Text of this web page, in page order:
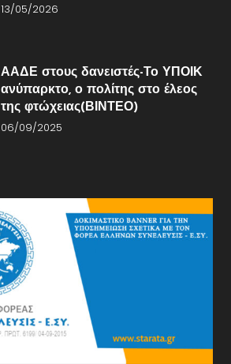
13/05/2026
ΑΑΔΕ στους δανειστές-Το ΥΠΟΙΚ
ανύπαρκτο, ο πολίτης στο έλεος
της φτώχειας(ΒΙΝΤΕΟ)
06/09/2025